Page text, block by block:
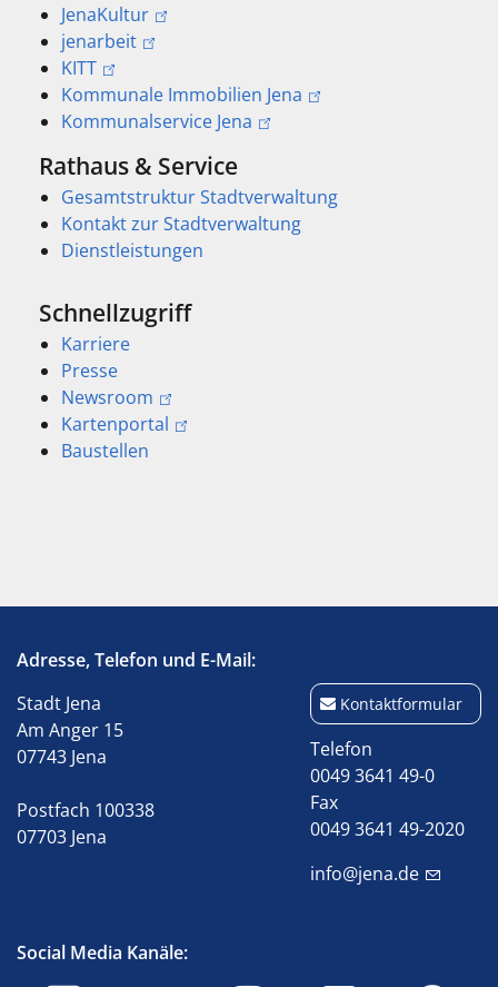
JenaKultur
jenarbeit
KITT
Kommunale Immobilien Jena
Kommunalservice Jena
Rathaus & Service
Gesamtstruktur Stadtverwaltung
Kontakt zur Stadtverwaltung
Dienstleistungen
Schnellzugriff
Karriere
Presse
Newsroom
Kartenportal
Baustellen
Adresse, Telefon und E-Mail:
Stadt Jena
Am Anger 15
07743 Jena
Postfach 100338
07703 Jena
Kontaktformular
Telefon
0049 3641 49-0
Fax
0049 3641 49-2020
info@jena.de
Social Media Kanäle: